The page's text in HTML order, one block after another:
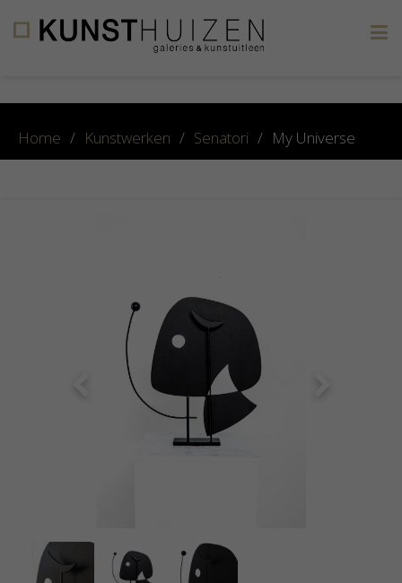
Home / Kunstwerken / Senatori / My Universe